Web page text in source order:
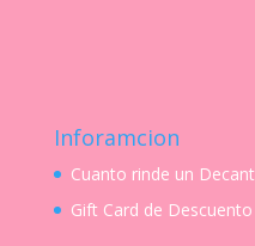
Inforamcion
Cuanto rinde un Decant
Gift Card de Descuento